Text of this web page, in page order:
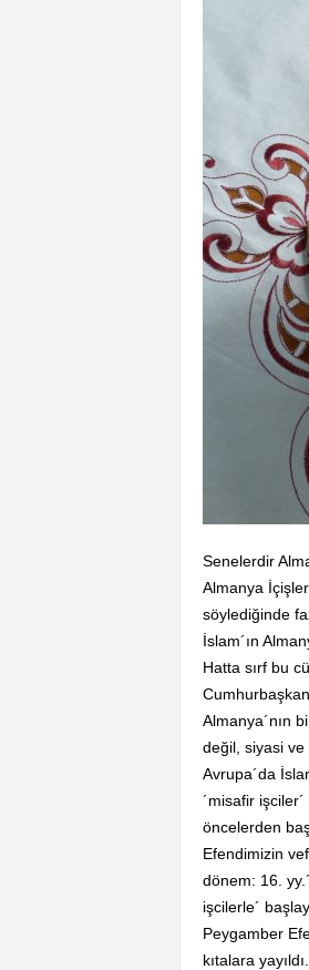
Senelerdir
Almanya
söylediğinde
İslam´ın
Hatta sırf bu
Almanya´nın
değil, siyasi ve
Avrupa´da
´misafir
öncelerden
Efendimizin
dönem: 16.
işcilerle´
Peygamber
kıtalara